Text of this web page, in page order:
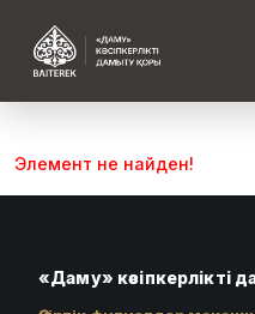
Элемент не найден!
«Даму» кәсіпкерлікті